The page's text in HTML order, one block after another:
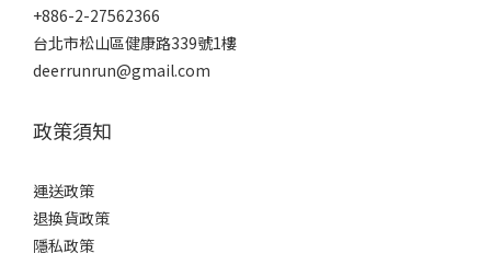
+886-2-27562366
台北市松山區健康路339號1樓
deerrunrun@gmail.com
政策須知
運送政策
退換貨政策
隱私政策